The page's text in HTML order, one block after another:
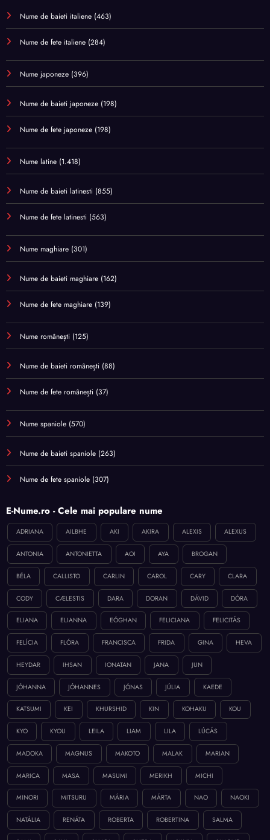
Nume de baieti italiene (463)
Nume de fete italiene (284)
Nume japoneze (396)
Nume de baieti japoneze (198)
Nume de fete japoneze (198)
Nume latine (1.418)
Nume de baieti latinesti (855)
Nume de fete latinesti (563)
Nume maghiare (301)
Nume de baieti maghiare (162)
Nume de fete maghiare (139)
Nume românești (125)
Nume de baieti românești (88)
Nume de fete românești (37)
Nume spaniole (570)
Nume de baieti spaniole (263)
Nume de fete spaniole (307)
E-Nume.ro - Cele mai populare nume
ADRIANA AILBHE AKI AKIRA ALEXIS ALEXUS
ANTONIA ANTONIETTA AOI AYA BROGAN
BÉLA CALLISTO CARLIN CAROL CARY CLARA
CODY CÆLESTIS DARA DORAN DÁVID DÓRA
ELIANA ELIANNA EÓGHAN FELICIANA FELICITÁS
FELÍCIA FLÓRA FRANCISCA FRIDA GINA HEVA
HEYDAR IHSAN IONATAN JANA JUN
JÓHANNA JÓHANNES JÓNAS JÚLIA KAEDE
KATSUMI KEI KHURSHID KIN KOHAKU KOU
KYO KYOU LEILA LIAM LILA LÚCÁS
MADOKA MAGNUS MAKOTO MALAK MARIAN
MARICA MASA MASUMI MERIKH MICHI
MINORI MITSURU MÁRIA MÁRTA NAO NAOKI
NATÁLIA RENÁTA ROBERTA ROBERTINA SALMA